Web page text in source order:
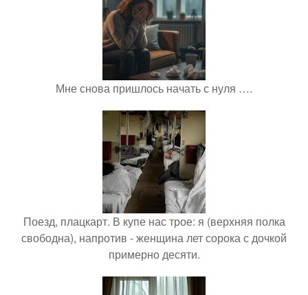
Мне снова пришлось начать с нуля ….
Поезд, плацкарт. В купе нас трое: я (верхняя полка
свободна), напротив - женщина лет сорока с дочкой
примерно десяти.